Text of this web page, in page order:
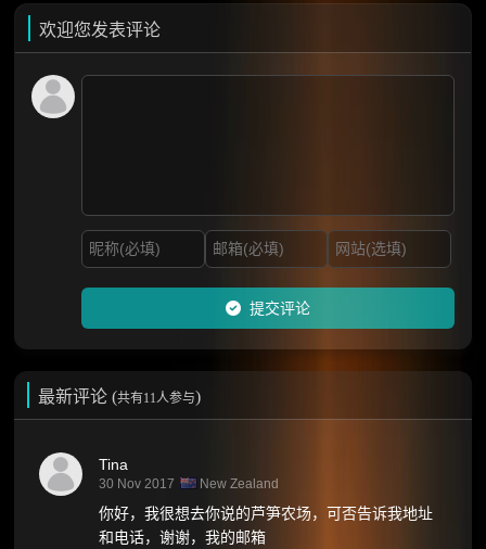
欢迎您发表评论
提交评论
最新评论 (共有11人参与)
Tina
30 Nov 2017 New Zealand
你好，我很想去你说的芦笋农场，可否告诉我地址
和电话，谢谢，我的邮箱